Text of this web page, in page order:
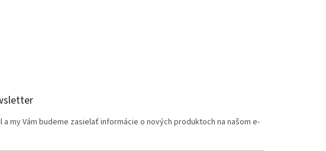
a my Vám budeme zasielať informácie o nových produktoch na našom e-